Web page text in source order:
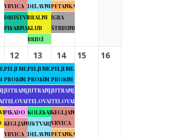
VRVICA
DRUŠTVENA
PISARNA
DELAVNICE
BRALNI
KLUB
BRIDŽ
PETANKA
IGRA
ŠTRBUNK
12
PELJI ME,
PROSIM
JUTRANJA
TELOVADBA
PIKADO
KEGLJANJE
VRVICA
13
PELJI ME,
PROSIM
JUTRANJA
TELOVADBA
KOLESARJENJE
USTVARJALNE
DELAVNICE
14
PELJI ME,
PROSIM
JUTRANJA
TELOVADBA
KEGLJANJE
VRVICA
PETANKA
15 16